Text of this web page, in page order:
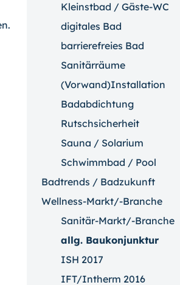
Kleinstbad / Gäste-WC
digitales Bad
barrierefreies Bad
Sanitärräume
(Vorwand)Installation
Badabdichtung
Rutschsicherheit
Sauna / Solarium
Schwimmbad / Pool
Badtrends / Badzukunft
Wellness-Markt/-Branche
Sanitär-Markt/-Branche
allg. Baukonjunktur
ISH 2017
IFT/Intherm 2016